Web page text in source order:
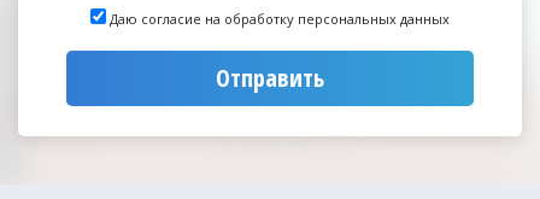
Даю согласие на обработку персональных данных
Отправить